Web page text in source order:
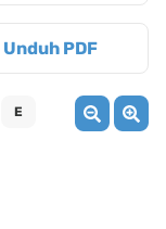
Unduh PDF
E